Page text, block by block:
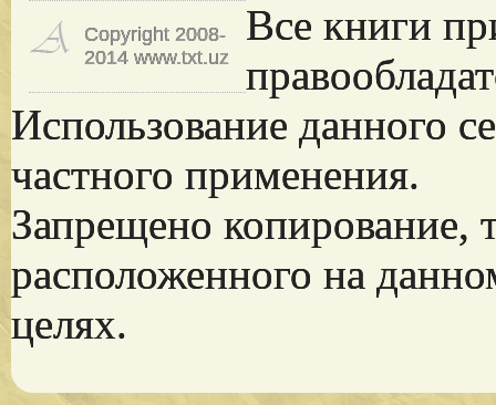
Copyright 2008-
2014 www.txt.uz
Все книги
Использование данного
частного применения.
Запрещено копирование,
расположенного на
целях.